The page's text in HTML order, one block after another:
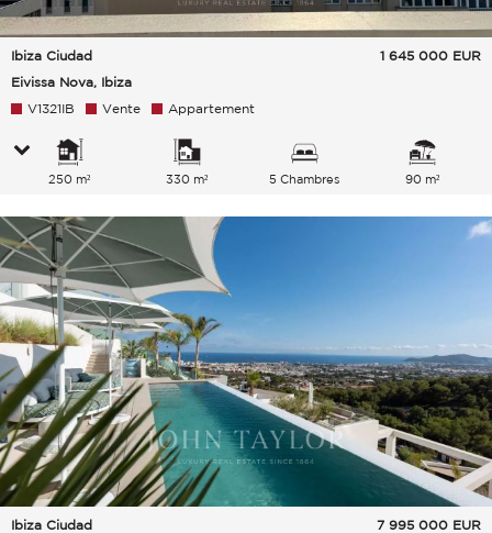
Ibiza Ciudad
Eivissa Nova, Ibiza
1 645 000 EUR
V1321IB Vente Appartement
250 m² 330 m² 5 Chambres 90 m²
Ibiza Ciudad
7 995 000 EUR